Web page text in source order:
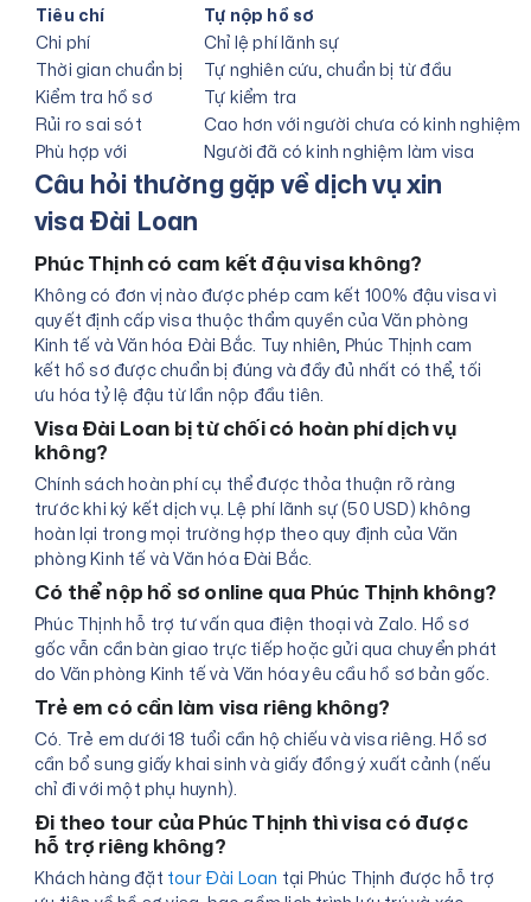
Tiêu chí
Tự nộp hồ sơ
Chi phí
Chỉ lệ phí lãnh sự
Thời gian chuẩn bị
Tự nghiên cứu, chuẩn bị từ đầu
Kiểm tra hồ sơ
Tự kiểm tra
Rủi ro sai sót
Cao hơn với người chưa có kinh nghiệm
Phù hợp với
Người đã có kinh nghiệm làm visa
Câu hỏi thường gặp về dịch vụ xin
visa Đài Loan
Phúc Thịnh có cam kết đậu visa không?
Không có đơn vị nào được phép cam kết 100% đậu visa vì
quyết định cấp visa thuộc thẩm quyền của Văn phòng
Kinh tế và Văn hóa Đài Bắc. Tuy nhiên, Phúc Thịnh cam
kết hồ sơ được chuẩn bị đúng và đầy đủ nhất có thể, tối
ưu hóa tỷ lệ đậu từ lần nộp đầu tiên.
Visa Đài Loan bị từ chối có hoàn phí dịch vụ
không?
Chính sách hoàn phí cụ thể được thỏa thuận rõ ràng
trước khi ký kết dịch vụ. Lệ phí lãnh sự (50 USD) không
hoàn lại trong mọi trường hợp theo quy định của Văn
phòng Kinh tế và Văn hóa Đài Bắc.
Có thể nộp hồ sơ online qua Phúc Thịnh không?
Phúc Thịnh hỗ trợ tư vấn qua điện thoại và Zalo. Hồ sơ
gốc vẫn cần bàn giao trực tiếp hoặc gửi qua chuyển phát
do Văn phòng Kinh tế và Văn hóa yêu cầu hồ sơ bản gốc.
Trẻ em có cần làm visa riêng không?
Có. Trẻ em dưới 18 tuổi cần hộ chiếu và visa riêng. Hồ sơ
cần bổ sung giấy khai sinh và giấy đồng ý xuất cảnh (nếu
chỉ đi với một phụ huynh).
Đi theo tour của Phúc Thịnh thì visa có được
hỗ trợ riêng không?
Khách hàng đặt tour Đài Loan tại Phúc Thịnh được hỗ trợ